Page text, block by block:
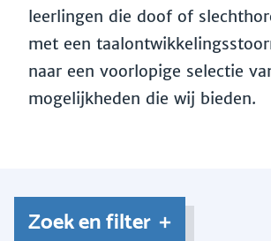
leerlingen die doof of
met een
naar een voorlopige selectie
mogelijkheden die wij bieden.
Zoek en filter